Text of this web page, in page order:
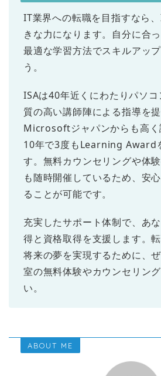
IT業界への転職を目指すなら
きな力になります。自分に合っ
最適な学習方法でスキルアッ
う。
ISAは40年近くにわたりパソコ
質の高い講師陣による指導を提
Microsoftジャパンからも高く
10年で3度もLearning Award
す。無料カウンセリングや体
も随時開催しているため、安
ることが可能です。
充実したサポート体制で、あ
得と資格取得を支援します。転
将来の夢を実現するために、
室の無料体験やカウンセリン
い。
ABOUT ME